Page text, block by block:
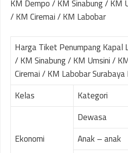
KM Dempo / KM Sinabung / KM
/ KM Ciremai / KM Labobar
Harga Tiket Penumpang Kapal
/ KM Sinabung / KM Umsini /
Ciremai / KM Labobar
Kelas
Kategori
Ekonomi
Dewasa
Anak – anak